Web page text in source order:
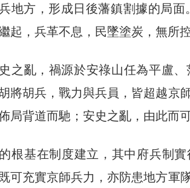
地方，形成日後藩鎮割據的局面
起，兵革不息，民墜塗炭，無所
之亂，禍源於安祿山任為平盧
將胡兵，戰力與兵員，皆超越京
局背道而馳；安史之亂，由此而
根基在制度建立，其中府兵制
可充實京師兵力，亦防患地方軍